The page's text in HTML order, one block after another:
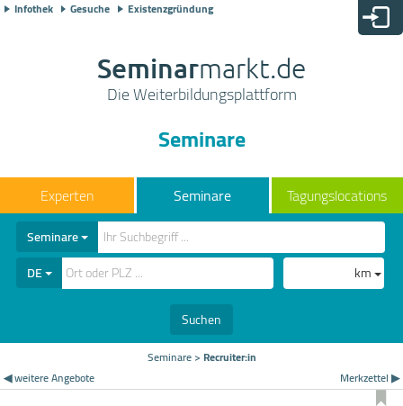
Infothek Gesuche Existenzgründung
Seminarmarkt.de
Die Weiterbildungsplattform
Seminare
Seminare Tagungslocations
Seminare
DE
km
Suchen
Seminare> Recruiter:in
◀ weitere Angebote
Merkzettel ▶